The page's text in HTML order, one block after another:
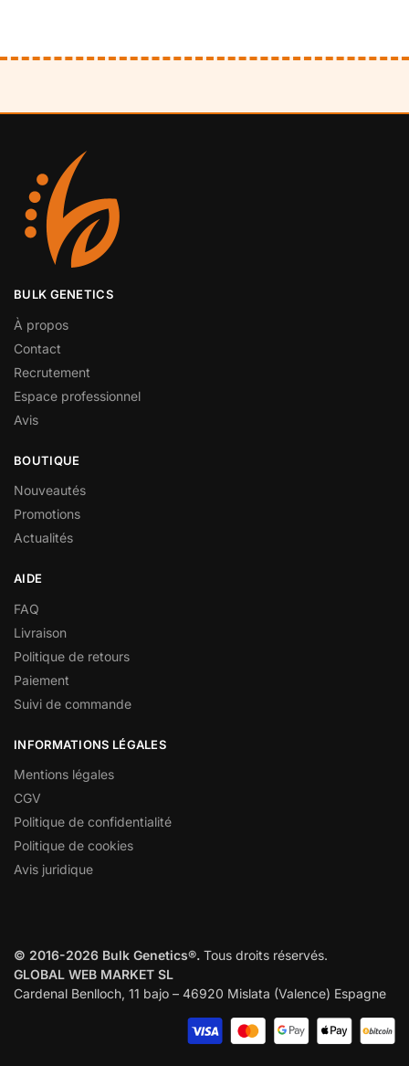
BULK GENETICS
À propos
Contact
Recrutement
Espace professionnel
Avis
BOUTIQUE
Nouveautés
Promotions
Actualités
AIDE
FAQ
Livraison
Politique de retours
Paiement
Suivi de commande
INFORMATIONS LÉGALES
Mentions légales
CGV
Politique de confidentialité
Politique de cookies
Avis juridique
© 2016-2026 Bulk Genetics®. Tous droits réservés.
GLOBAL WEB MARKET SL
Cardenal Benlloch, 11 bajo – 46920 Mislata (Valence) Espagne